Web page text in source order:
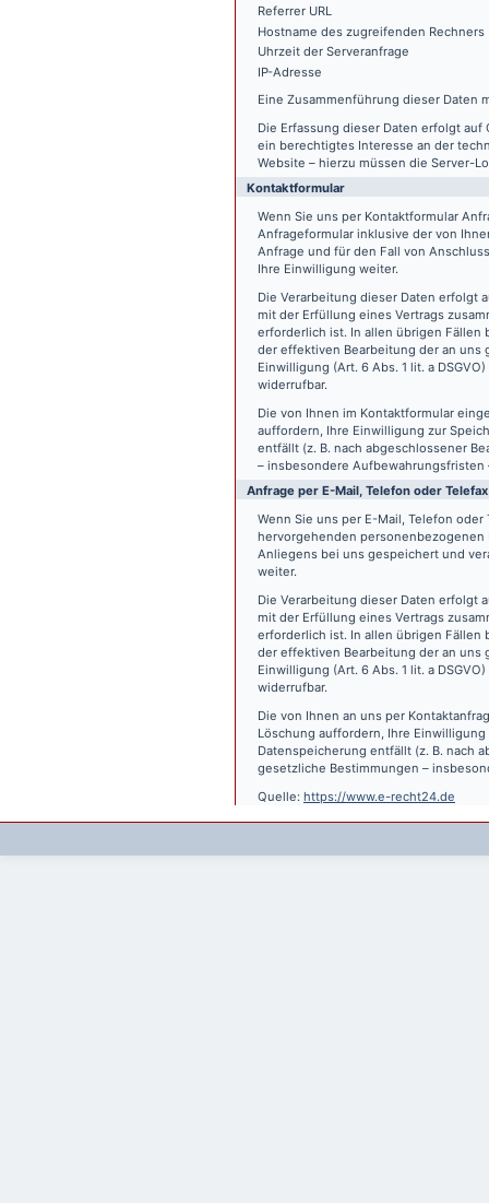
Referrer URL
Hostname des zugreifenden Rechners
Uhrzeit der Serveranfrage
IP-Adresse
Eine Zusammenführung dieser Daten
Die Erfassung dieser Daten erfolgt auf
ein berechtigtes Interesse an der
Website – hierzu müssen die Server-
Kontaktformular
Wenn Sie uns per Kontaktformular
Anfrageformular inklusive der von
Anfrage und für den Fall von
Ihre Einwilligung weiter.
Die Verarbeitung dieser Daten erfolgt
mit der Erfüllung eines Vertrags
erforderlich ist. In allen übrigen Fällen
der effektiven Bearbeitung der an uns
Einwilligung (Art. 6 Abs. 1 lit. a
widerrufbar.
Die von Ihnen im Kontaktformular
auffordern, Ihre Einwilligung zur
entfällt (z. B. nach abgeschlossener
– insbesondere
Anfrage per E-Mail, Telefon oder Telefax
Wenn Sie uns per E-Mail, Telefon
hervorgehenden personenbezogenen
Anliegens bei uns gespeichert und
weiter.
Die Verarbeitung dieser Daten erfolgt
mit der Erfüllung eines Vertrags
erforderlich ist. In allen übrigen Fällen
der effektiven Bearbeitung der an uns
Einwilligung (Art. 6 Abs. 1 lit. a
widerrufbar.
Die von Ihnen an uns per
Löschung auffordern, Ihre
Datenspeicherung entfällt (z. B. nach
gesetzliche Bestimmungen –
Quelle: https://www.e-recht24.de